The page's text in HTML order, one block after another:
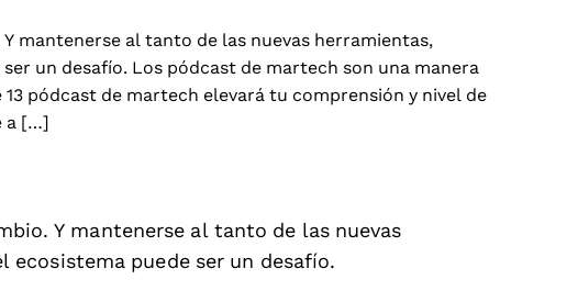
mantenerse al tanto de las nuevas herramientas,
un desafío. Los pódcast de martech son una manera
pódcast de martech elevará tu comprensión y nivel de
a […]
Y mantenerse al tanto de las nuevas
ecosistema puede ser un desafío.